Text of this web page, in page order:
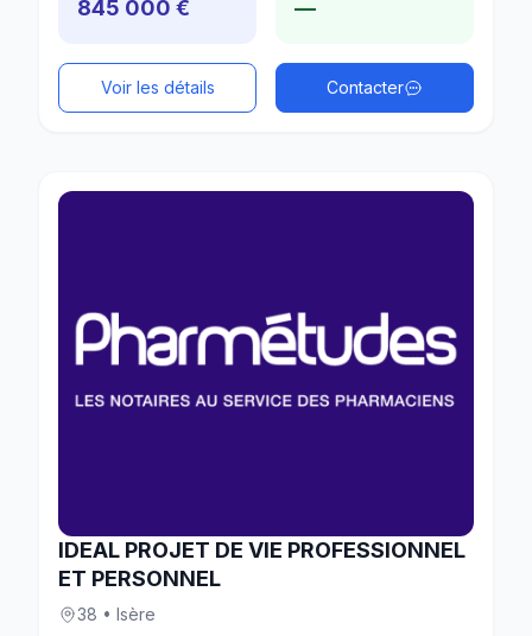
845 000 € —
Voir les détails Contacter
IDEAL PROJET DE VIE PROFESSIONNEL
ET PERSONNEL
38 • Isère